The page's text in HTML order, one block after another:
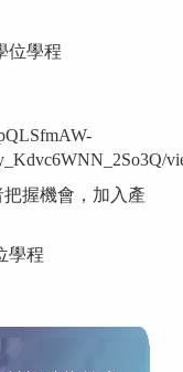
位學程
握機會，加入產
學程